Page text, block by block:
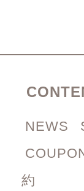
NEWS
約